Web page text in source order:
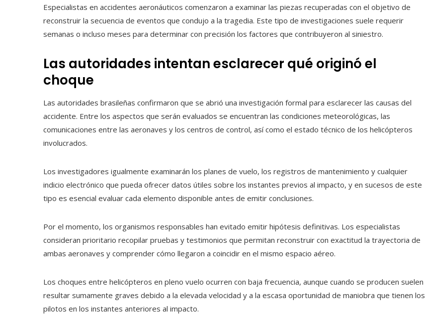
Especialistas en accidentes aeronáuticos comenzaron a examinar las piezas recuperadas con el objetivo de
reconstruir la secuencia de eventos que condujo a la tragedia. Este tipo de investigaciones suele requerir
semanas o incluso meses para determinar con precisión los factores que contribuyeron al siniestro.
Las autoridades intentan esclarecer qué originó el
choque
Las autoridades brasileñas confirmaron que se abrió una investigación formal para esclarecer las causas del
accidente. Entre los aspectos que serán evaluados se encuentran las condiciones meteorológicas, las
comunicaciones entre las aeronaves y los centros de control, así como el estado técnico de los helicópteros
involucrados.
Los investigadores igualmente examinarán los planes de vuelo, los registros de mantenimiento y cualquier
indicio electrónico que pueda ofrecer datos útiles sobre los instantes previos al impacto, y en sucesos de este
tipo es esencial evaluar cada elemento disponible antes de emitir conclusiones.
Por el momento, los organismos responsables han evitado emitir hipótesis definitivas. Los especialistas
consideran prioritario recopilar pruebas y testimonios que permitan reconstruir con exactitud la trayectoria de
ambas aeronaves y comprender cómo llegaron a coincidir en el mismo espacio aéreo.
Los choques entre helicópteros en pleno vuelo ocurren con baja frecuencia, aunque cuando se producen suelen
resultar sumamente graves debido a la elevada velocidad y a la escasa oportunidad de maniobra que tienen los
pilotos en los instantes anteriores al impacto.